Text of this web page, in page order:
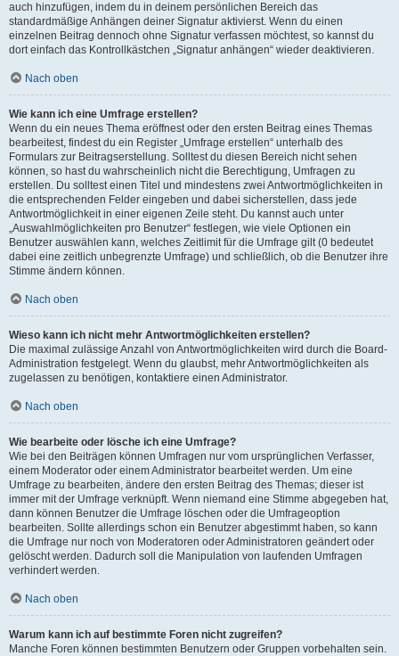
auch hinzufügen, indem du in deinem persönlichen Bereich das
standardmäßige Anhängen deiner Signatur aktivierst. Wenn du einen
einzelnen Beitrag dennoch ohne Signatur verfassen möchtest, so kannst du
dort einfach das Kontrollkästchen „Signatur anhängen“ wieder deaktivieren.
Nach oben
Wie kann ich eine Umfrage erstellen?
Wenn du ein neues Thema eröffnest oder den ersten Beitrag eines Themas
bearbeitest, findest du ein Register „Umfrage erstellen“ unterhalb des
Formulars zur Beitragserstellung. Solltest du diesen Bereich nicht sehen
können, so hast du wahrscheinlich nicht die Berechtigung, Umfragen zu
erstellen. Du solltest einen Titel und mindestens zwei Antwortmöglichkeiten in
die entsprechenden Felder eingeben und dabei sicherstellen, dass jede
Antwortmöglichkeit in einer eigenen Zeile steht. Du kannst auch unter
„Auswahlmöglichkeiten pro Benutzer“ festlegen, wie viele Optionen ein
Benutzer auswählen kann, welches Zeitlimit für die Umfrage gilt (0 bedeutet
dabei eine zeitlich unbegrenzte Umfrage) und schließlich, ob die Benutzer ihre
Stimme ändern können.
Nach oben
Wieso kann ich nicht mehr Antwortmöglichkeiten erstellen?
Die maximal zulässige Anzahl von Antwortmöglichkeiten wird durch die Board-
Administration festgelegt. Wenn du glaubst, mehr Antwortmöglichkeiten als
zugelassen zu benötigen, kontaktiere einen Administrator.
Nach oben
Wie bearbeite oder lösche ich eine Umfrage?
Wie bei den Beiträgen können Umfragen nur vom ursprünglichen Verfasser,
einem Moderator oder einem Administrator bearbeitet werden. Um eine
Umfrage zu bearbeiten, ändere den ersten Beitrag des Themas; dieser ist
immer mit der Umfrage verknüpft. Wenn niemand eine Stimme abgegeben hat,
dann können Benutzer die Umfrage löschen oder die Umfrageoption
bearbeiten. Sollte allerdings schon ein Benutzer abgestimmt haben, so kann
die Umfrage nur noch von Moderatoren oder Administratoren geändert oder
gelöscht werden. Dadurch soll die Manipulation von laufenden Umfragen
verhindert werden.
Nach oben
Warum kann ich auf bestimmte Foren nicht zugreifen?
Manche Foren können bestimmten Benutzern oder Gruppen vorbehalten sein.